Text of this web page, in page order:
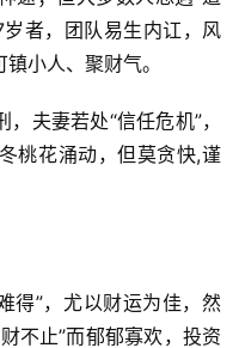
者，团队易生内讧，风
小人、聚财气。
，夫妻若处“信任危机”，
桃花涌动，但莫贪快,谨
得”，尤以财运为佳，然
不止”而郁郁寡欢，投资